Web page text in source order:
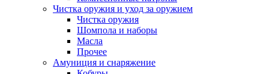
Чистка оружия и уход за оружием
Чистка оружия
Шомпола и наборы
Масла
Прочее
Амуниция и снаряжение